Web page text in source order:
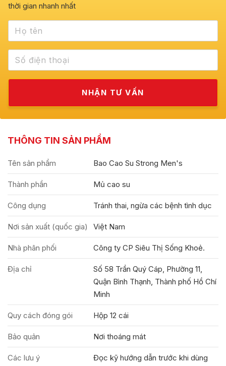
thời gian nhanh nhất
THÔNG TIN SẢN PHẨM
Tên sản phẩm Bao Cao Su Strong Men's
Thành phần Mủ cao su
Công dụng Tránh thai, ngừa các bệnh tình dục
Nơi sản xuất (quốc gia) Việt Nam
Nhà phân phối Công ty CP Siêu Thị Sống Khoẻ.
Địa chỉ
Số 58 Trần Quý Cáp, Phường 11,
Quận Bình Thạnh, Thành phố Hồ Chí
Minh
Quy cách đóng gói Hộp 12 cái
Bảo quản Nơi thoáng mát
Các lưu ý Đọc kỹ hướng dẫn trước khi dùng